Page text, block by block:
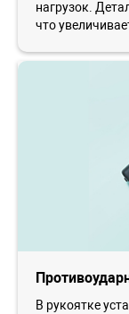
нагрузок.
что
В рукоятке